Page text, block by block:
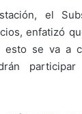
el
enfatizó
esto se va a